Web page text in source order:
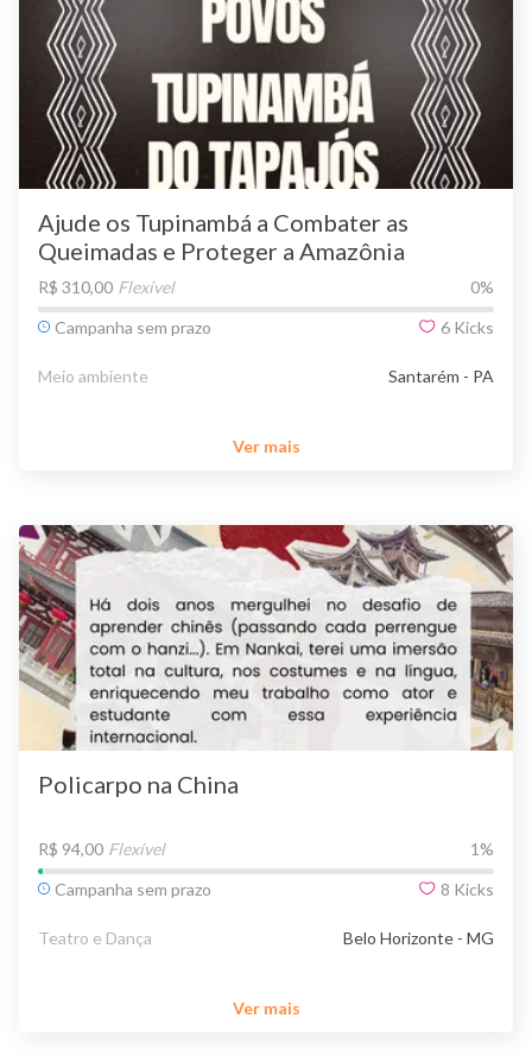
Ajude os Tupinambá a Combater as
Queimadas e Proteger a Amazônia
R$ 310,00 Flexível 0%
Campanha sem prazo
6 Kicks
Meio ambiente Santarém - PA
Ver mais
Policarpo na China
R$ 94,00 Flexível 1 %
Campanha sem prazo
8 Kicks
Teatro e Dança Belo Horizonte - MG
Ver mais